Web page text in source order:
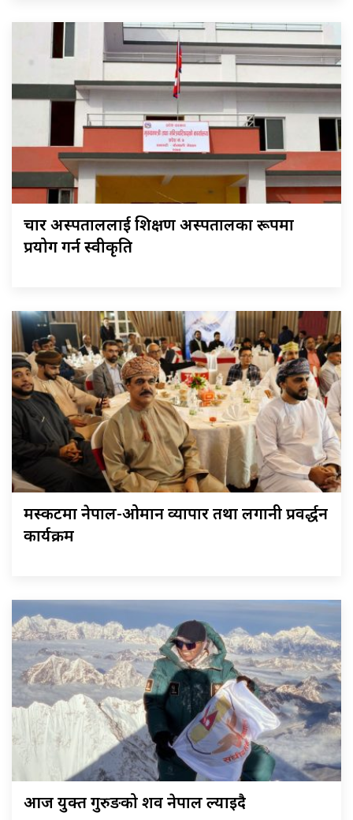
चार अस्पताललाई शिक्षण अस्पतालका रूपमा
प्रयोग गर्न स्वीकृति
मस्कटमा नेपाल-ओमान व्यापार तथा लगानी प्रवर्द्धन
कार्यक्रम
आज युक्त गुरुङको शव नेपाल ल्याइदै